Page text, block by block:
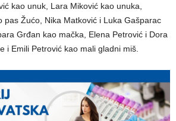
kao unuk, Lara Miković kao unuka,
pas Žućo, Nika Matković i Luka Gašparac
Grđan kao mačka, Elena Petrović i Dora
i Emili Petrović kao mali gladni miš.